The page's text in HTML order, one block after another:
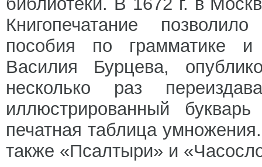
Книгопечатание
пособия по грамматике и
Василия Бурцева,
несколько раз
иллюстрированный
печатная таблица
также «Псалтыри» и